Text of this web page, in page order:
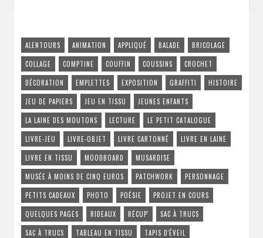
ALENTOURS ANIMATION APPLIQUÉ BALADE
BRICOLAGE
COLLAGE
COMPTINE COUFFIN COUSSINS
CROCHET
DÉCORATION
EMPLETTES EXPOSITION GRAFFITI
HISTOIRE
JEU DE PAPIERS
JEU EN TISSU
JEUNES ENFANTS
LA LAINE DES MOUTONS
LECTURE
LE PETIT CATALOGUE
LIVRE-JEU
LIVRE-OBJET LIVRE CARTONNÉ
LIVRE EN LAINE
LIVRE EN TISSU
MOODBOARD
MUSARDISE
MUSÉE À MOINS DE CINQ EUROS
PATCHWORK
PERSONNAGE
PETITS CADEAUX
PHOTO POÉSIE
PROJET EN COURS
QUELQUES PAGES
RIDEAUX RÉCUP'
SAC À TRUCS
SAC À TRUCS
TABLEAU EN TISSU TAPIS D'ÉVEIL